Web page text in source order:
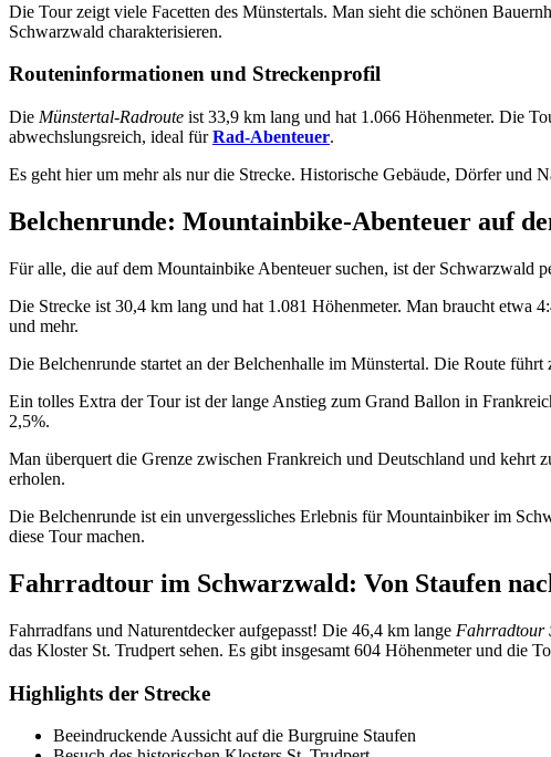
Die Tour zeigt viele Facetten des Münstertals. Man sieht die schönen
Schwarzwald charakterisieren.
Routeninformationen und Streckenprofil
Die Münstertal-Radroute ist 33,9 km lang und hat 1.066 Höhenmeter. Die
abwechslungsreich, ideal fürRad-Abenteuer.
Es geht hier um mehr als nur die Strecke. Historische Gebäude, Dörfer und
Belchenrunde: Mountainbike-Abenteuer auf
Für alle, die auf dem Mountainbike Abenteuer suchen, ist der Schwarzwald
Die Strecke ist 30,4 km lang und hat 1.081 Höhenmeter. Man braucht etwa
und mehr.
Die Belchenrunde startet an der Belchenhalle im Münstertal. Die Route
Ein tolles Extra der Tour ist der lange Anstieg zum Grand Ballon in
2,5%.
Man überquert die Grenze zwischen Frankreich und Deutschland und kehrt
erholen.
Die Belchenrunde ist ein unvergessliches Erlebnis für Mountainbiker im
diese Tour machen.
Fahrradtour im Schwarzwald: Von Staufen
Fahrradfans und Naturentdecker aufgepasst! Die 46,4 km lange Fahrradtour
das Kloster St. Trudpert sehen. Es gibt insgesamt 604 Höhenmeter und die
Highlights der Strecke
Beeindruckende Aussicht auf die Burgruine Staufen